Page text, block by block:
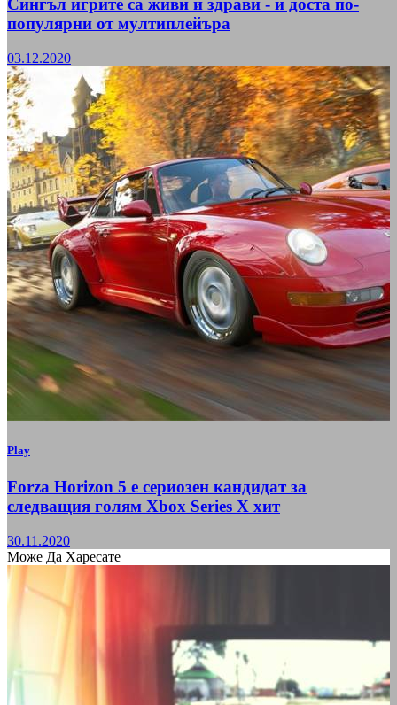
Сингъл игрите са живи и здрави - и доста по-
популярни от мултиплейъра
03.12.2020
Play
Forza Horizon 5 е сериозен кандидат за
следващия голям Xbox Series X хит
30.11.2020
Може Да Харесате